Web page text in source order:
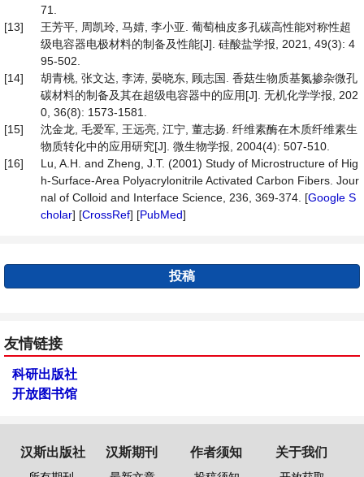
71.
[13]
王芳平, 周凯玲, 马婧, 李小亚. 葡萄柚皮多孔碳高性能对称性超
级电容器电极材料的制备及性能[J]. 硅酸盐学报, 2021, 49(3): 4
95-502.
[14]
胡青桃, 张文达, 李涛, 晏晓东, 顾志国. 香菇生物质基氮掺杂微孔
碳材料的制备及其在超级电容器中的应用[J]. 无机化学学报, 202
0, 36(8): 1573-1581.
[15]
沈金龙, 毛爱军, 王远亮, 江宁, 董志扬. 纤维素酶在木质纤维素生
物质转化中的应用研究[J]. 微生物学报, 2004(4): 507-510.
[16]
Lu, A.H. and Zheng, J.T. (2001) Study of Microstructure of Hig
h-Surface-Area Polyacrylonitrile Activated Carbon Fibers. Jour
nal of Colloid and Interface Science, 236, 369-374. [Google S
cholar] [CrossRef] [PubMed]
投稿
友情链接
科研出版社
开放图书馆
汉斯出版社 汉斯期刊 作者须知 关于我们